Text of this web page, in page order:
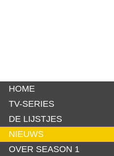
HOME
TV-SERIES
DE LIJSTJES
NIEUWS
OVER SEASON 1